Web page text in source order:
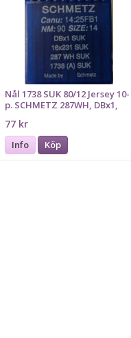
Nål 1738 SUK 80/12 Jersey 10-
p. SCHMETZ 287WH, DBx1,
grovlek 90
77 kr
Info Köp